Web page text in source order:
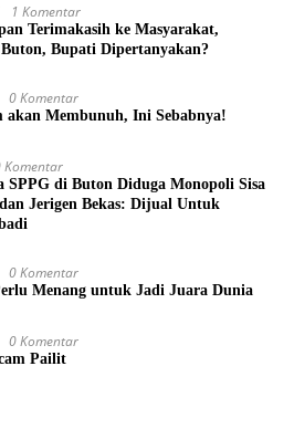
1 Komentar
Terimakasih ke Masyarakat,
Bupati Dipertanyakan?
0 Komentar
akan Membunuh, Ini Sebabnya!
Komentar
SPPG di Buton Diduga Monopoli Sisa
Jerigen Bekas: Dijual Untuk
0 Komentar
Menang untuk Jadi Juara Dunia
0 Komentar
Pailit